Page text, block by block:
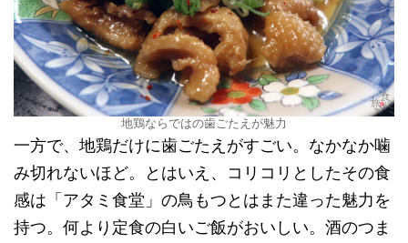
地鶏ならではの歯ごたえが魅力
一方で、地鶏だけに歯ごたえがすごい。なかなか噛
み切れないほど。とはいえ、コリコリとしたその食
感は「アタミ食堂」の鳥もつとはまた違った魅力を
持つ。何より定食の白いご飯がおいしい。酒のつま